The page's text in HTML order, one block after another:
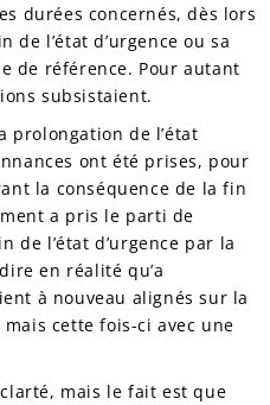
durées concernés, dès lors
l’état d’urgence ou sa
de référence. Pour autant
subsistaient.
prolongation de l’état
ont été prises, pour
la conséquence de la fin
a pris le parti de
de l’état d’urgence par la
en réalité qu’a
à nouveau alignés sur la
cette fois-ci avec une
mais le fait est que